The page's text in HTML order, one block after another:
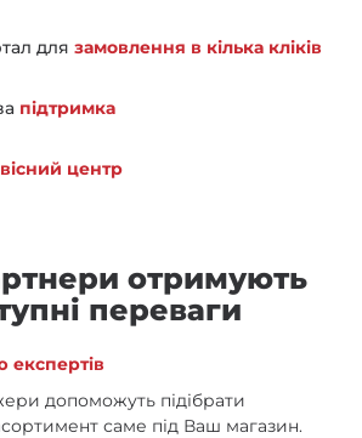
для замовлення в кілька кліків
підтримка
центр
отримують
переваги
експертів
допоможуть підібрати
саме під Ваш магазин.